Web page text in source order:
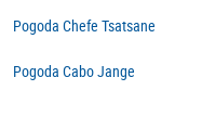
Pogoda Chefe Tsatsane
Pogoda Cabo Jange